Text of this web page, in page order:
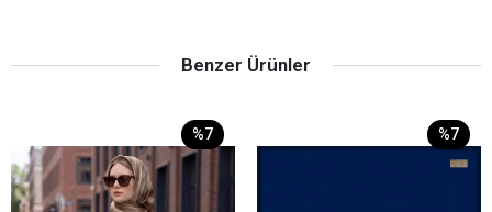
Benzer Ürünler
%7 %7